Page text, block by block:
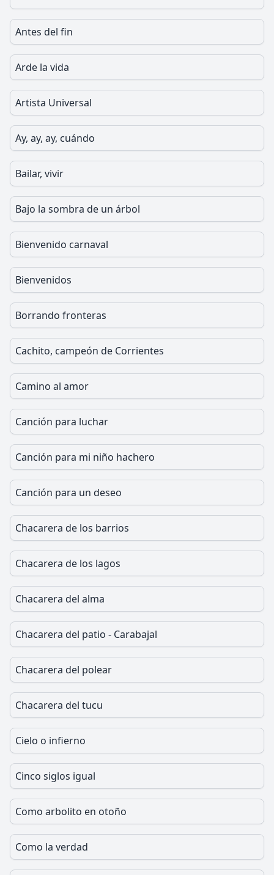
Antes del fin
Arde la vida
Artista Universal
Ay, ay, ay, cuándo
Bailar, vivir
Bajo la sombra de un árbol
Bienvenido carnaval
Bienvenidos
Borrando fronteras
Cachito, campeón de Corrientes
Camino al amor
Canción para luchar
Canción para mi niño hachero
Canción para un deseo
Chacarera de los barrios
Chacarera de los lagos
Chacarera del alma
Chacarera del patio - Carabajal
Chacarera del polear
Chacarera del tucu
Cielo o infierno
Cinco siglos igual
Como arbolito en otoño
Como la verdad